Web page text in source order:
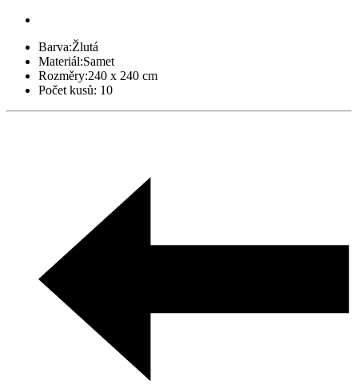
Barva:Žlutá
Materiál:Samet
Rozměry:240 x 240 cm
Počet kusů: 10